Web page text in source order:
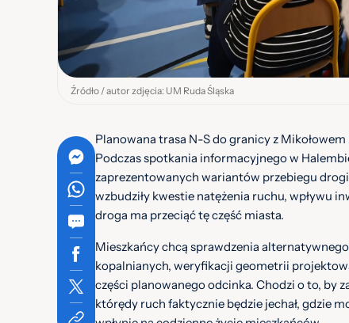
Źródło / autor zdjęcia: UM Ruda Śląska
Planowana trasa N-S do granicy z
Podczas spotkania informacyjnego w
zaprezentowanych wariantów przebiegu
wzbudziły kwestie natężenia ruchu, wpływu
droga ma przeciąć tę część miasta.
Mieszkańcy chcą sprawdzenia
kopalnianych, weryfikacji geometrii
części planowanego odcinka. Chodzi o to, by
którędy ruch faktycznie będzie jechał, gdzie